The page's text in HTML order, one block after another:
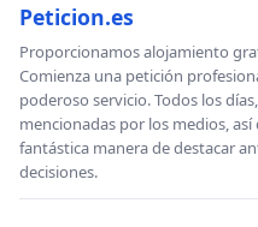
Peticion.es
Proporcionamos alojamiento
Comienza una petición
poderoso servicio. Todos los
mencionadas por los medios,
fantástica manera de destacar
decisiones.